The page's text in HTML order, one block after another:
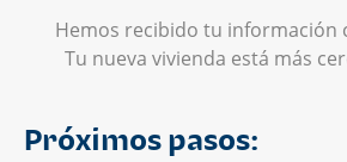
Hemos recibido tu información
Tu nueva vivienda está más
Próximos pasos: